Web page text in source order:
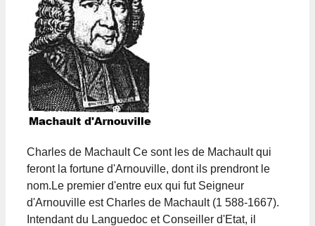
Charles de Machault Ce sont les de Machault qui
feront la fortune d'Arnouville, dont ils prendront le
nom.Le premier d'entre eux qui fut Seigneur
d'Arnouville est Charles de Machault (1 588-1667).
Intendant du Languedoc et Conseiller d'Etat, il